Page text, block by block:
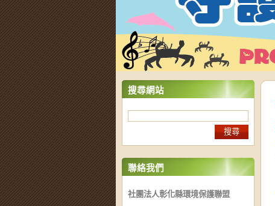
搜尋網站
聯絡我們
社團法人彰化縣環境保護聯盟